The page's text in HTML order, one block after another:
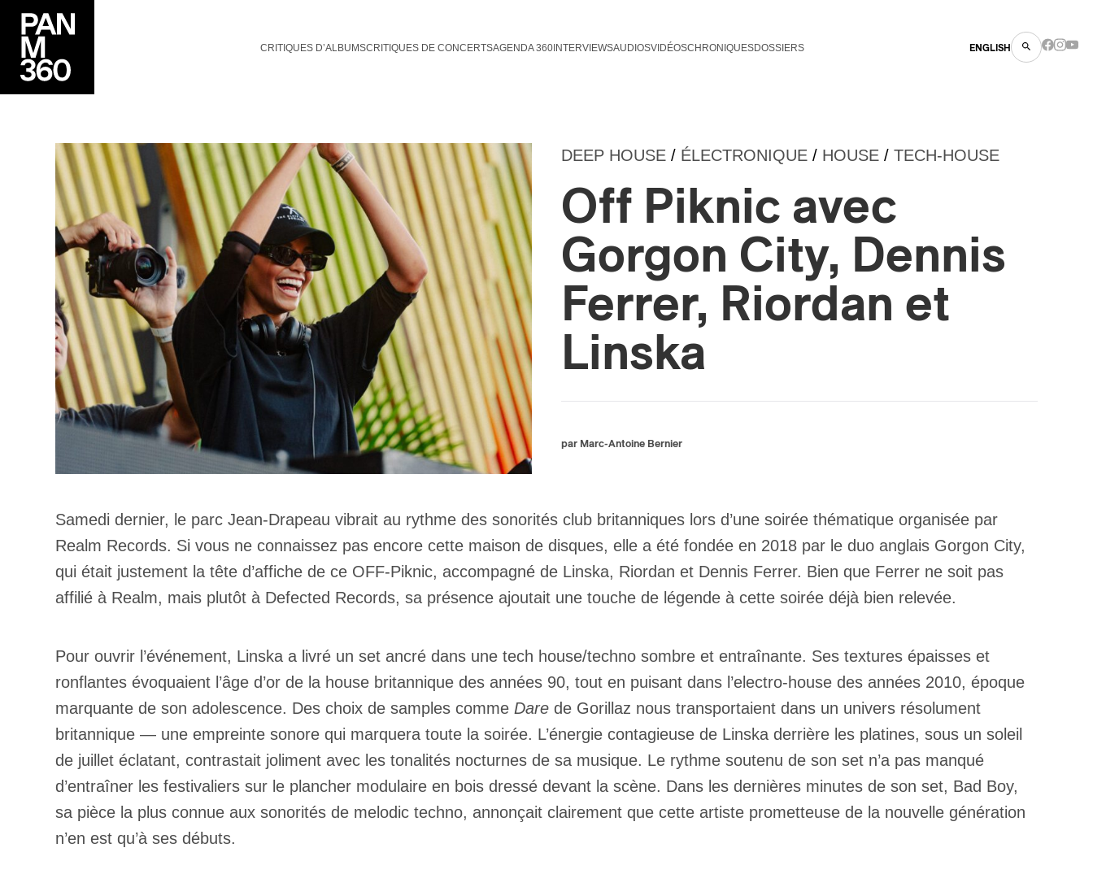
CRITIQUES D’ALBUMSCRITIQUES DE CONCERTSAGENDA 360INTERVIEWSAUDIOSVIDÉOSCHRONIQUESDOSSIERS ENGLISH
DEEP HOUSE / ÉLECTRONIQUE / HOUSE / TECH-HOUSE
Off Piknic avec
Gorgon City, Dennis
Ferrer, Riordan et
Linska
par Marc-Antoine Bernier
Samedi dernier, le parc Jean-Drapeau vibrait au rythme des sonorités club britanniques lors d’une soirée thématique organisée par
Realm Records. Si vous ne connaissez pas encore cette maison de disques, elle a été fondée en 2018 par le duo anglais Gorgon City,
qui était justement la tête d’affiche de ce OFF-Piknic, accompagné de Linska, Riordan et Dennis Ferrer. Bien que Ferrer ne soit pas
affilié à Realm, mais plutôt à Defected Records, sa présence ajoutait une touche de légende à cette soirée déjà bien relevée.
Pour ouvrir l’événement, Linska a livré un set ancré dans une tech house/techno sombre et entraînante. Ses textures épaisses et
ronflantes évoquaient l’âge d’or de la house britannique des années 90, tout en puisant dans l’electro-house des années 2010, époque
marquante de son adolescence. Des choix de samples comme Dare de Gorillaz nous transportaient dans un univers résolument
britannique — une empreinte sonore qui marquera toute la soirée. L’énergie contagieuse de Linska derrière les platines, sous un soleil
de juillet éclatant, contrastait joliment avec les tonalités nocturnes de sa musique. Le rythme soutenu de son set n’a pas manqué
d’entraîner les festivaliers sur le plancher modulaire en bois dressé devant la scène. Dans les dernières minutes de son set, Bad Boy,
sa pièce la plus connue aux sonorités de melodic techno, annonçait clairement que cette artiste prometteuse de la nouvelle génération
n’en est qu’à ses débuts.